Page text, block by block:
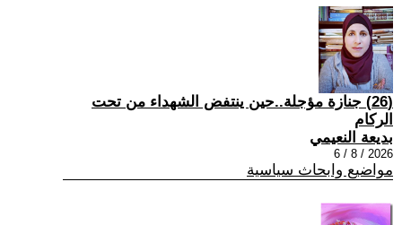
(26) جنازة مؤجلة..حين ينتفض الشهداء من تحت
الركام
بديعة النعيمي
2026 / 8 / 6
مواضيع وابحاث سياسية